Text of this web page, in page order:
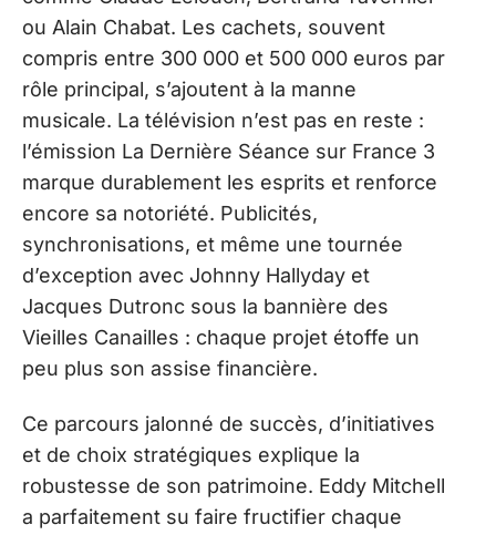
ou Alain Chabat. Les cachets, souvent
compris entre 300 000 et 500 000 euros par
rôle principal, s’ajoutent à la manne
musicale. La télévision n’est pas en reste :
l’émission La Dernière Séance sur France 3
marque durablement les esprits et renforce
encore sa notoriété. Publicités,
synchronisations, et même une tournée
d’exception avec Johnny Hallyday et
Jacques Dutronc sous la bannière des
Vieilles Canailles : chaque projet étoffe un
peu plus son assise financière.
Ce parcours jalonné de succès, d’initiatives
et de choix stratégiques explique la
robustesse de son patrimoine. Eddy Mitchell
a parfaitement su faire fructifier chaque